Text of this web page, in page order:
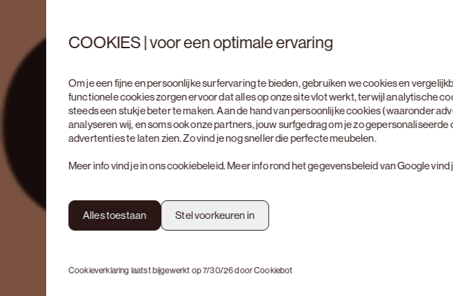
COOKIES | voor een optimale ervaring
Om je een fijne en persoonlijke surfervaring te bieden, gebruiken we cookies en
functionele cookies zorgen ervoor dat alles op onze site vlot werkt, terwijl analytische
steeds een stukje beter te maken. Aan de hand van persoonlijke cookies (waaronder
analyseren wij, en soms ook onze partners, jouw surfgedrag om je zo
advertenties te laten zien. Zo vind je nog sneller die perfecte meubelen.
Meer info vind je in onscookiebeleid. Meer info rond het gegevensbeleid van Google vind
Alles toestaan Stel voorkeuren in
Cookieverklaring laatst bijgewerkt op 7/30/26 doorCookiebot